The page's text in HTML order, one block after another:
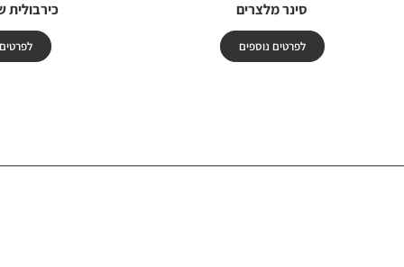
סינר מלצרים
לפרטים נוספים
כירבולית